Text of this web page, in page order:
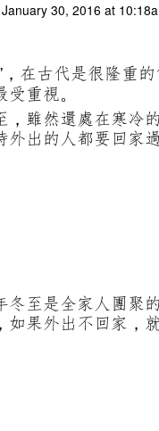
30, 2016 at
，在古代是很隆重
重視。
，雖然還處在寒冷
外出的人都要回家
冬至是全家人團聚
如果外出不回家，